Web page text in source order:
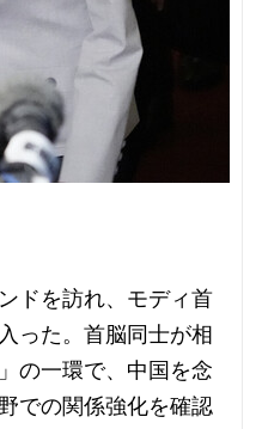
ドを訪れ、モディ首
った。首脳同士が相
の一環で、中国を念
での関係強化を確認